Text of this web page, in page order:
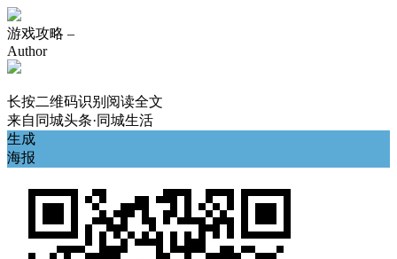
游戏攻略 –
Author
长按二维码识别阅读全文
来自 同城头条·同城生活
生成
海报